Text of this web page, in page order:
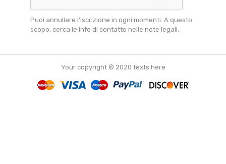
Puoi annullare l'iscrizione in ogni momenti. A questo
scopo, cerca le info di contatto nelle note legali.
Your copyright © 2020 texts here